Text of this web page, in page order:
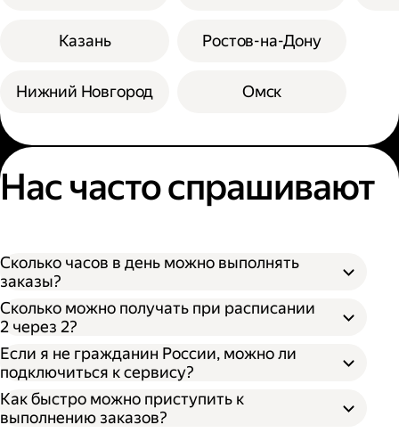
Казань
Нижний Новгород
Ростов-на-Дону
Омск
Нас часто спрашивают
Сколько часов в день можно выполнять
заказы?
Сколько можно получать при расписании
2 через 2?
Если я не гражданин России, можно ли
подключиться к сервису?
Как быстро можно приступить к
выполнению заказов?